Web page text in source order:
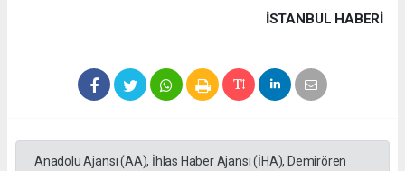
İSTANBUL HABERİ
Anadolu Ajansı (AA), İhlas Haber Ajansı (İHA), Demirören